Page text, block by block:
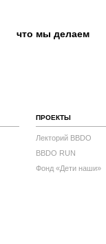
что мы делаем
ПРОЕКТЫ
Лекторий BBDO
BBDO RUN
Фонд «Дети наши»